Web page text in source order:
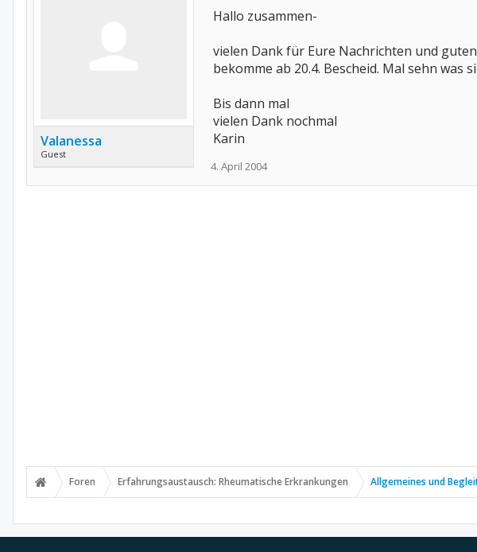
Valanessa
Guest
Hallo zusammen-
vielen Dank für Eure Nachrichten und
bekomme ab 20.4. Bescheid. Mal sehn was
Bis dann mal
vielen Dank nochmal
Karin
4. April 2004
Foren Erfahrungsaustausch: Rheumatische Erkrankungen Allgemeines und